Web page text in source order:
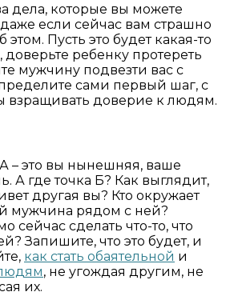
дела, которые вы можете
если сейчас вам страшно
этом. Пусть это будет какая-то
ребенку протереть
мужчину подвезти вас с
сами первый шаг, с
взращивать доверие к людям.
– это вы нынешняя, ваше
А где точка Б? Как выглядит,
другая вы? Кто окружает
мужчина рядом с ней?
сейчас сделать что-то, что
Запишите, что это будет, и
как стать обаятельной и
, не угождая другим, не
их.